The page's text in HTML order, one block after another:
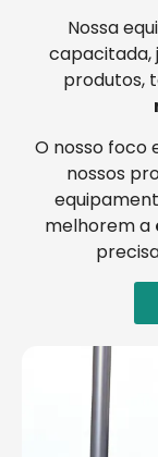
Nossa
capacitada,
produtos,
O nosso foco
nossos
melhorem a